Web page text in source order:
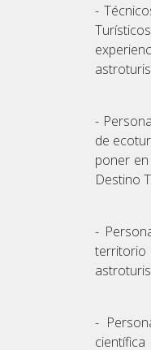
-
-
de
poner
Destino
-
-